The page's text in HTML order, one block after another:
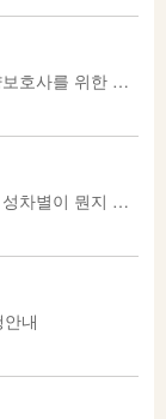
[2021 성평등] 생애문화연구소 옥희살롱 <요양보호사를 위한 사진+글쓰기 워크숍>
[2021 성평등] 한국여성민우회 대중강좌 “AI는 성차별이 뭔지 알까?”
내